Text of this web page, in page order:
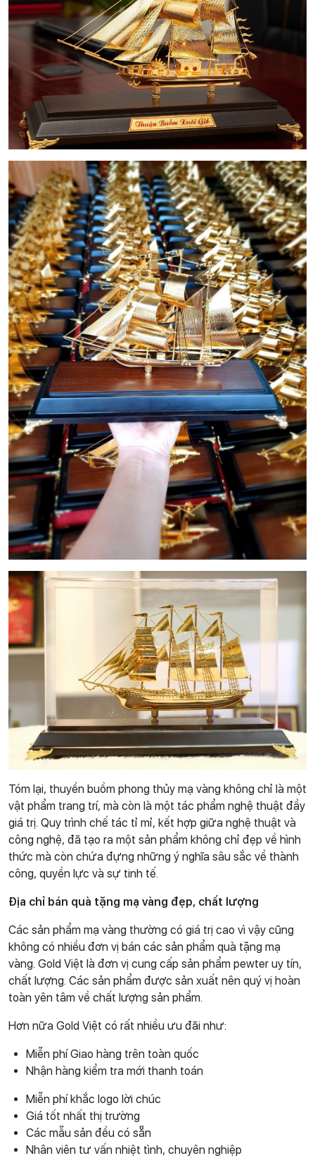
Tóm lại, thuyền buồm phong thủy mạ vàng không chỉ là một
vật phẩm trang trí, mà còn là một tác phẩm nghệ thuật đầy
giá trị. Quy trình chế tác tỉ mỉ, kết hợp giữa nghệ thuật và
công nghệ, đã tạo ra một sản phẩm không chỉ đẹp về hình
thức mà còn chứa đựng những ý nghĩa sâu sắc về thành
công, quyền lực và sự tinh tế.
Địa chỉ bán quà tặng mạ vàng đẹp, chất lượng
Các sản phẩm mạ vàng thường có giá trị cao vì vậy cũng
không có nhiều đơn vị bán các sản phẩm quà tặng mạ
vàng. Gold Việt là đơn vị cung cấp sản phẩm pewter uy tín,
chất lượng. Các sản phẩm được sản xuất nên quý vị hoàn
toàn yên tâm về chất lượng sản phẩm.
Hơn nữa Gold Việt có rất nhiều ưu đãi như:
Miễn phí Giao hàng trên toàn quốc
Nhận hàng kiểm tra mới thanh toán
Miễn phí khắc logo lời chúc
Giá tốt nhất thị trường
Các mẫu sản đều có sẵn
Nhân viên tư vấn nhiệt tình, chuyên nghiệp